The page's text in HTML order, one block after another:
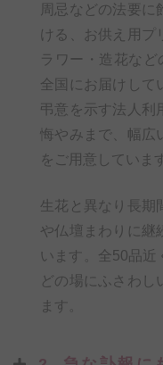
周忌などの法要
ける、お供え用プ
ラワー・造花など
全国にお届けして
弔意を示す法人利
悔やみまで、幅広
をご用意していま
生花と異なり長期
や仏壇まわりに継
います。全50品近
どの場にふさわし
ます。